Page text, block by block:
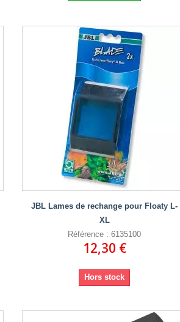
JBL Lames de rechange pour Floaty L-
XL
Référence : 6135100
12,30 €
Hors stock